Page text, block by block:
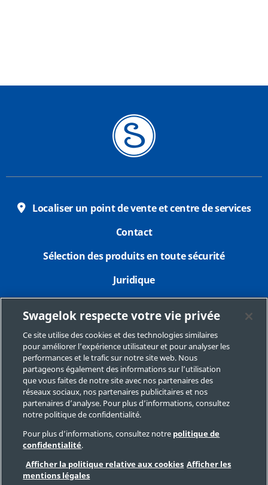
Localiser un point de vente et centre de services
Contact
Sélection des produits en toute sécurité
Juridique
Imprimer
Plan du site
Préférences de cookies
Ne pas vendre ou communiquer mes données
personnelles
Swagelok respecte votre vie privée
Ce site utilise des cookies et des technologies similaires
pour améliorer l’expérience utilisateur et pour analyser les
performances et le trafic sur notre site web. Nous
partageons également des informations sur l’utilisation
que vous faites de notre site avec nos partenaires des
réseaux sociaux, nos partenaires publicitaires et nos
partenaires d’analyse. Pour plus d’informations, consultez
notre politique de confidentialité.
Pour plus d’informations, consultez notre politique de
confidentialité.
Afficher la politique relative aux cookies Afficher les
mentions légales